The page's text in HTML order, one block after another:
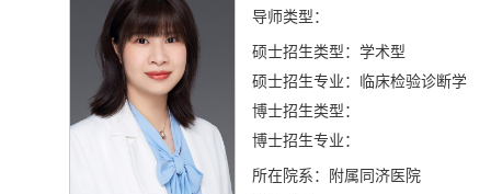
导师类型：
硕士招生类型：学术型
硕士招生专业：临床检验诊断学
博士招生类型：
博士招生专业：
所在院系：附属同济医院